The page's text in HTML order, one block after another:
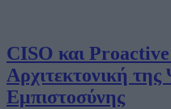
CISO και
Αρχιτεκτονική
Εμπιστοσύνης